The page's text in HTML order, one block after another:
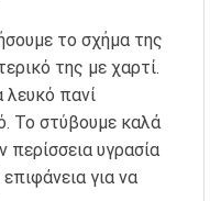
το σχήμα της
της με χαρτί.
λευκό πανί
Το στύβουμε καλά
υγρασία
για να